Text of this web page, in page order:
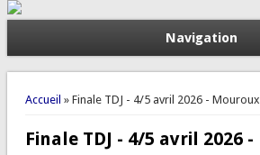
Navigation
Vous êtes ici
Accueil » Finale TDJ - 4/5 avril 2026 - Mouroux
Finale TDJ - 4/5 avril 2026 -